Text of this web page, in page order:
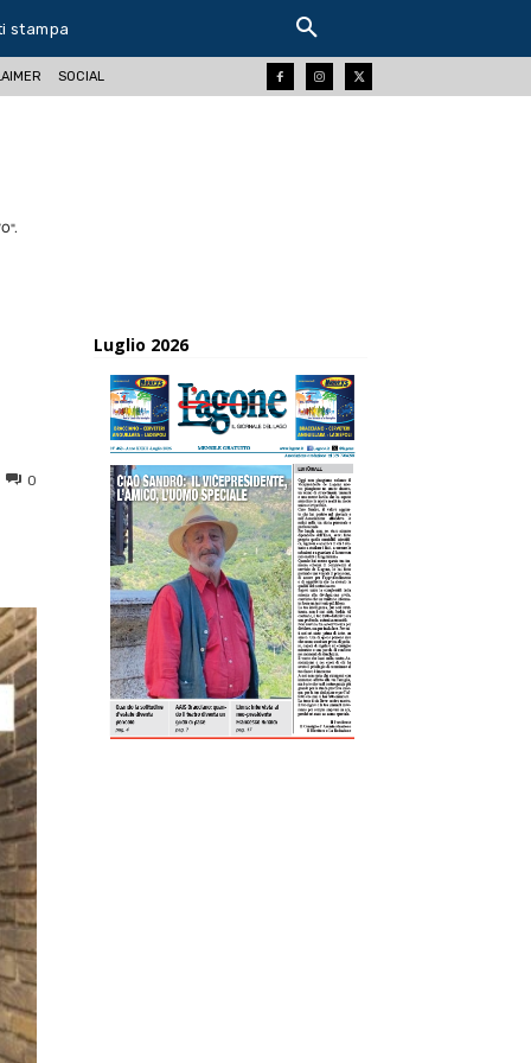
stampa
SOCIAL
0
Tumblr Telegram
Luglio 2026